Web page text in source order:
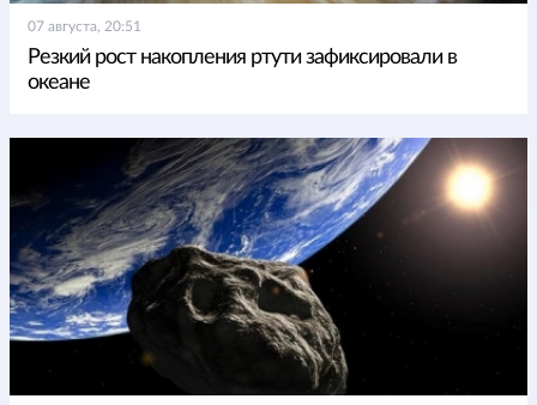
07 августа, 20:51
Резкий рост накопления ртути зафиксировали в
океане